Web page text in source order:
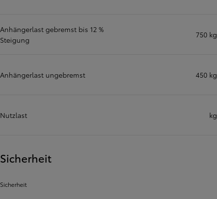
Anhängerlast gebremst bis 12 %
Steigung
750 kg
Anhängerlast ungebremst 450 kg
Nutzlast kg
Sicherheit
Sicherheit